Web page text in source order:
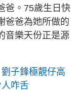
爸。75歲生日快
爸爸為她所做的
音樂天份正是源
子鋒極靚仔高
咋舌